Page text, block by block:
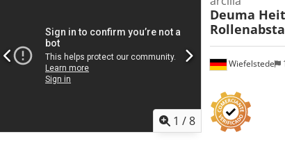
1 /8
Wiefelstede
Deuma